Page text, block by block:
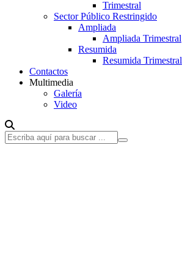
Trimestral
Sector Público Restringido
Ampliada
Ampliada Trimestral
Resumida
Resumida Trimestral
Contactos
Multimedia
Galería
Video